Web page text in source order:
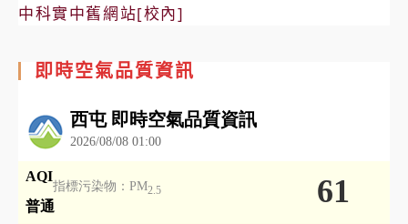
中科實中舊網站[校內]
即時空氣品質資訊